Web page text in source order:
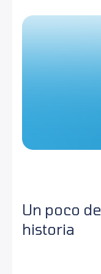
Un poco de
historia